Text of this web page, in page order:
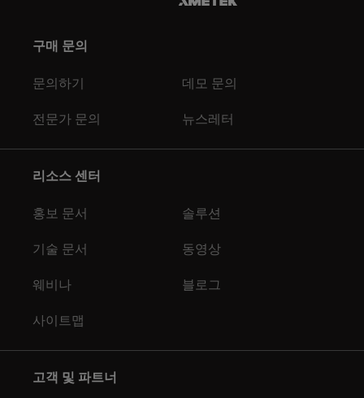
구매 문의
문의하기 데모 문의
전문가 문의 뉴스레터
리소스 센터
홍보 문서 솔루션
기술 문서 동영상
웨비나 블로그
사이트맵
고객 및 파트너